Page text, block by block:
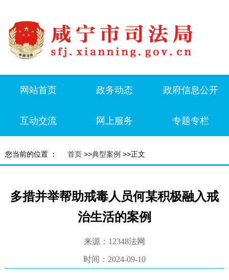
网站首页 政务动态 政府信息公开
互动交流 网上服务 专题专栏
您当前的位置 ： 首页 >>典型案例 >>正文
多措并举帮助戒毒人员何某积极融入戒
治生活的案例
来源：12348法网
时间：2024-09-10